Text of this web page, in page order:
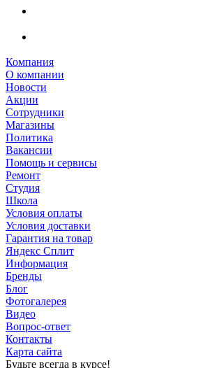
Компания
О компании
Новости
Акции
Сотрудники
Магазины
Политика
Вакансии
Помощь и сервисы
Ремонт
Студия
Школа
Условия оплаты
Условия доставки
Гарантия на товар
Яндекс Сплит
Информация
Бренды
Блог
Фотогалерея
Видео
Вопрос-ответ
Контакты
Карта сайта
Будьте всегда в курсе!